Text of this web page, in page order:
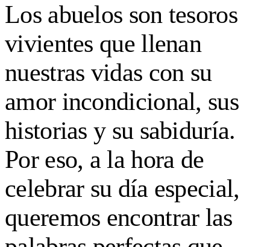
Los abuelos son tesoros
vivientes que llenan
nuestras vidas con su
amor incondicional, sus
historias y su sabiduría.
Por eso, a la hora de
celebrar su día especial,
queremos encontrar las